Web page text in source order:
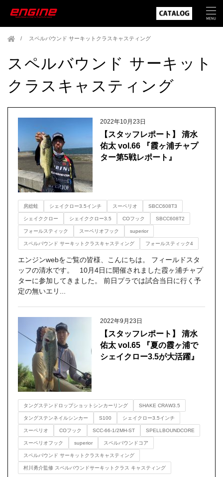
スペルバウンド サーキットクラスキャスティング
スペルバウンド サーキット
クラスキャスティング
2022年10月23日
【スタッフレポート】 清水
佑太 vol.66 『霞ヶ浦チャプ
ター第5戦レポート』
房総蛙 シェイクロー3.5インチ スーペリオ SBCC608T3
シェイククロー シェイククロー3.5 COフック SBCC608T2
フォールスティック スーペリオフック superior
スペルバウンド サーキットクラスキャスティング フォールスティック4
エンジンwebをご覧の皆様、こんにちは。 フィールドスタ
ッフの清水です。 10月4日に開催されました霞ヶ浦チャプ
ターに参加してきました。 前日プラでは試合当日に行く予
定の無いエリ...
2022年9月23日
【スタッフレポート】 清水
佑太 vol.65 『夏の霞ヶ浦で
シェイクロー3.5が大活躍』
タングステンドロップショットシンカーリング SHAKE CRAW3.5
タングステンネイルシンカー S100 シェイクロー3.5インチ
スーペリオ COフック SCC-66-1/2MH-ST SPELLBOUNDCORE
スーペリオフック superior スペルバウンドコア
スペルバウンド サーキットクラスキャスティング
村川勇介監修 スペルバウンドサーキットクラス キャスティング